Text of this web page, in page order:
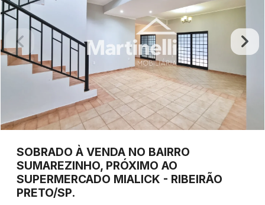
SOBRADO À VENDA NO BAIRRO
SUMAREZINHO, PRÓXIMO AO
SUPERMERCADO MIALICK - RIBEIRÃO
PRETO/SP.